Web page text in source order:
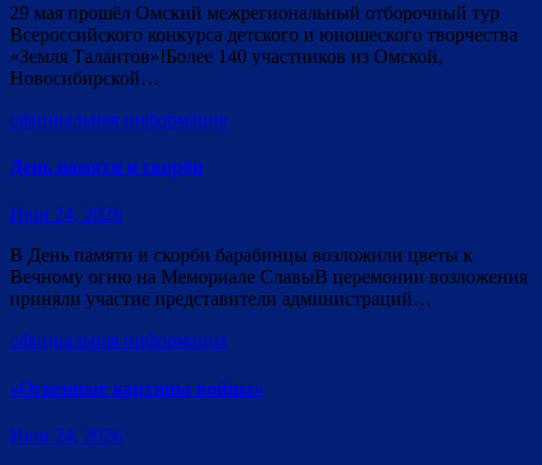
29 мая прошёл Омский межрегиональный отборочный тур
Всероссийского конкурса детского и юношеского творчества
«Земля Талантов»!Более 140 участников из Омской,
Новосибирской…
официальная информация
День памяти и скорби
Июн 24, 2026
В День памяти и скорби барабинцы возложили цветы к
Вечному огню на Мемориале СлавыВ церемонии возложения
приняли участие представители администраций…
официальная информация
«Огненные картины войны»
Июн 24, 2026